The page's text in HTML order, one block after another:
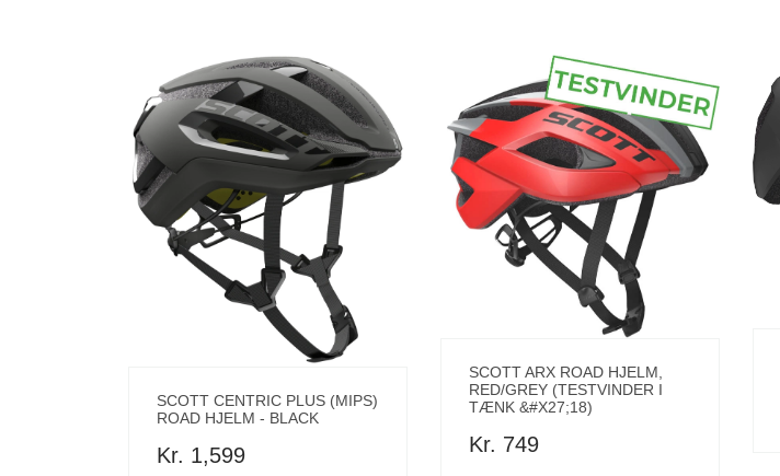
SCOTT CENTRIC PLUS (MIPS)
ROAD HJELM - BLACK
Kr. 1,599
SCOTT ARX ROAD HJELM,
RED/GREY (TESTVINDER I
TÆNK &#X27;18)
Kr. 749